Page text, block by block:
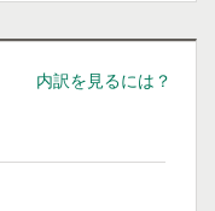
内訳を見るには？